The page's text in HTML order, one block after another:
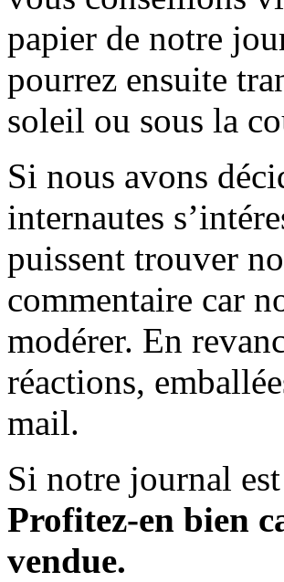
papier de notre
pourrez ensuite
soleil ou sous la
Si nous avons
internautes
puissent trouver
commentaire car
modérer. En
réactions,
mail.
Si notre journal
Profitez-en bien
vendue.